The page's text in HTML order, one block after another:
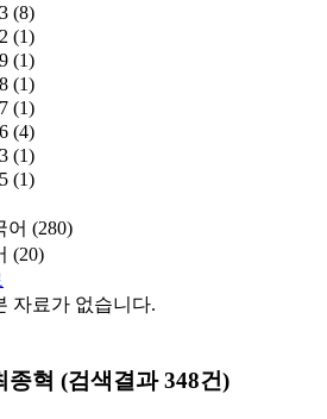
(8)
(1)
(1)
(1)
(1)
(4)
(1)
(1)
어 (280)
(20)
자료가 없습니다.
종혁 (검색결과 348건)